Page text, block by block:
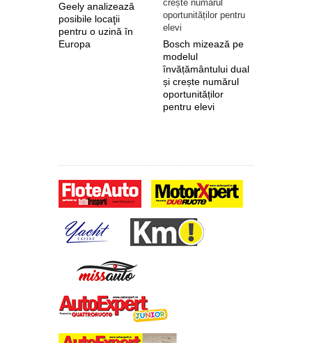
Geely analizează
posibile locaţii
pentru o uzină în
Europa
Bosch mizează pe
modelul
învățământului dual
și crește numărul
oportunităților
pentru elevi